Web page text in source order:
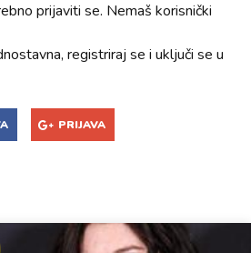
prijaviti se. Nemaš korisnički
registriraj se i uključi se u
PRIJAVA